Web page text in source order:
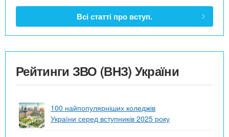
Всі статті про вступ.
Рейтинги ЗВО (ВНЗ) України
100 найпопулярніших коледжів
України серед вступників 2025 року